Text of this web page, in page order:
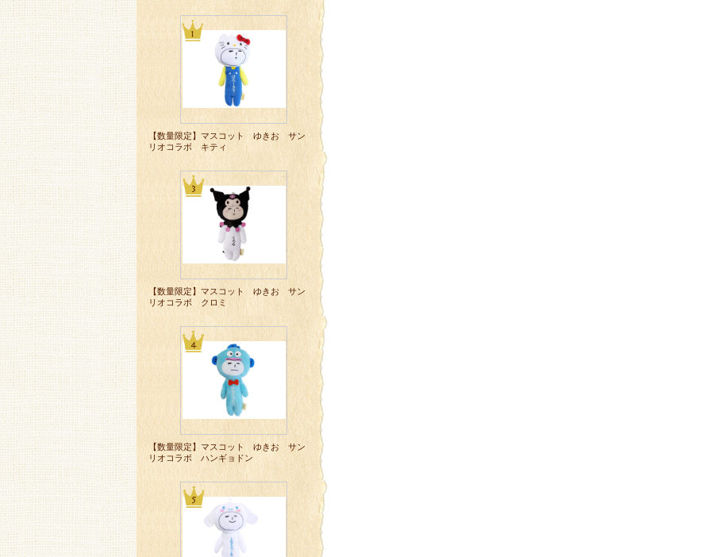
【数量限定】マスコット ゆきお サン
リオコラボ キティ
【数量限定】マスコット ゆきお サン
リオコラボ クロミ
【数量限定】マスコット ゆきお サン
リオコラボ ハンギョドン